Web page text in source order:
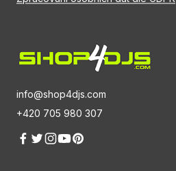
info@shop4djs.com
+420 705 980 307